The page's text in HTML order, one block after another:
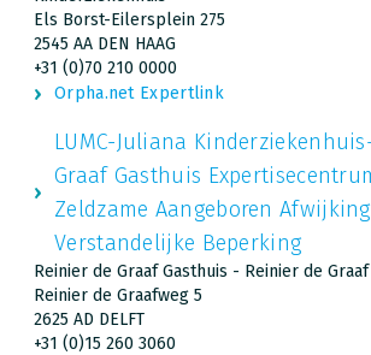
Els Borst-Eilersplein 275
2545 AA DEN HAAG
+31 (0)70 210 0000
Orpha.net Expertlink
LUMC-Juliana
Graaf Gasthuis
Zeldzame Aangeboren
Verstandelijke Beperking
Reinier de Graaf Gasthuis - Reinier de
Reinier de Graafweg 5
2625 AD DELFT
+31 (0)15 260 3060